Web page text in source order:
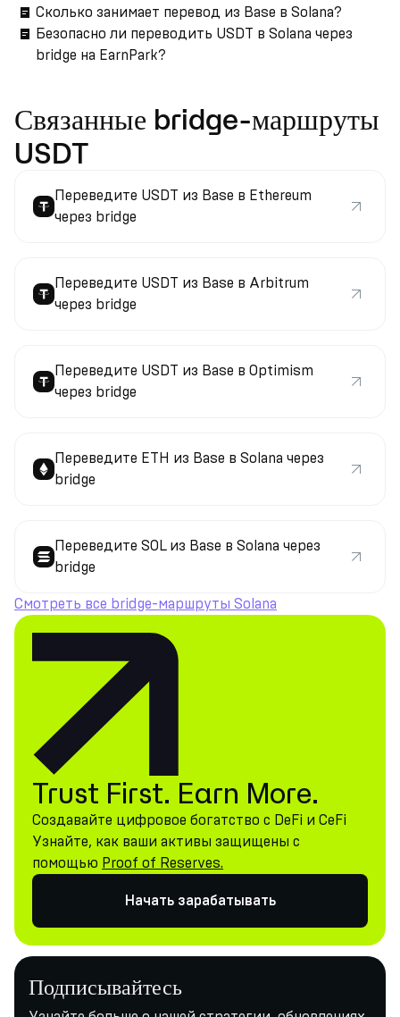
Сколько занимает перевод из Base в Solana?
Безопасно ли переводить USDT в Solana через
bridge на EarnPark?
Связанные bridge-маршруты
USDT
Переведите USDT из Base в Ethereum
через bridge
Переведите USDT из Base в Arbitrum
через bridge
Переведите USDT из Base в Optimism
через bridge
Переведите ETH из Base в Solana через
bridge
Переведите SOL из Base в Solana через
bridge
Смотреть все bridge-маршруты Solana
Trust First. Earn More.
Создавайте цифровое богатство с DeFi и CeFi
Узнайте, как ваши активы защищены с
помощью Proof of Reserves.
Начать зарабатывать
Подписывайтесь